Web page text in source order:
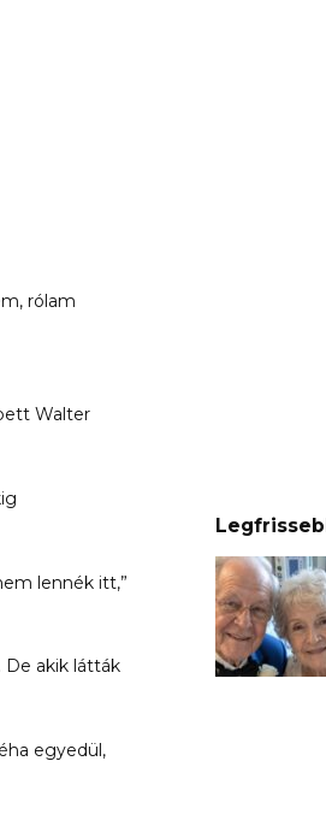
rólam
Walter
lennék itt,”
akik látták
egyedül,